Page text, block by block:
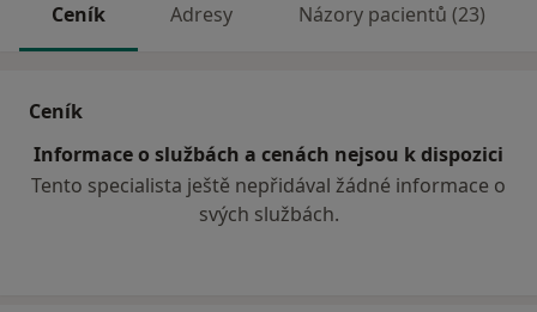
Ceník Adresy Názory pacientů (23)
Ceník
Informace o službách a cenách nejsou k dispozici
Tento specialista ještě nepřidával žádné informace o
svých službách.